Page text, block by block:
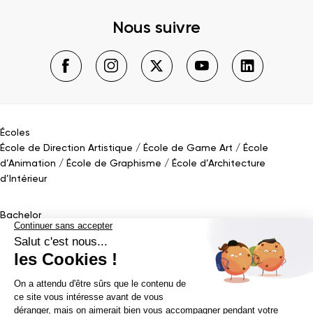
Nous suivre
Écoles
École de Direction Artistique
École de Game Art
École
d’Animation
École de Graphisme
École d’Architecture
d’Intérieur
Bachelor
Bachelor Design Graphique
Bachelor Conception UI (en alternance)
Bachelor Cinéma
d’Animation 2D/3D
Bachelor Game
Interactive Design